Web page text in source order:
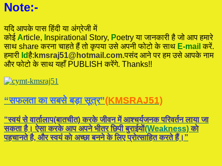
Note:-
यदि आपके पास हिंदी या अंग्रेजी में
कोईArticle, nspirational Story, Poetryया जानकारी है जो आप हमारे
साथ share करना चाहते हैं तो कृपया उसे अपनी फोटो के साथ E-mail करें.
हमारी Idहै: kmsraj51@hotmail.com.पसंद आने पर हम उसे आपके नाम
और फोटो के साथ यहाँ PUBLISH करेंगे. Thanks!!
“सफलता का सबसे बड़ा सूत्र”(KMSRAJ51)
“स्वयं से वार्तालाप(बातचीत) करके जीवन में आश्चर्यजनक परिवर्तन लाया जा
सकता है। ऐसा करके आप अपने भीतर छिपी बुराईयाें(Weakness)काे
पहचानते है, और स्वयं काे अच्छा बनने के लिए प्रोत्साहित करते हैं।”